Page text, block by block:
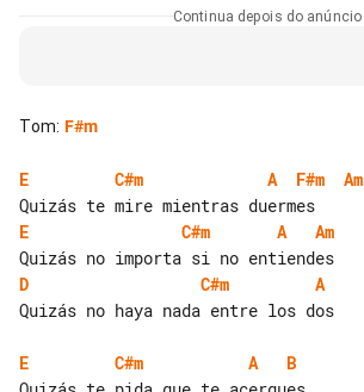
Continua depois do anúncio
Tom: F#m
E C#m A F#m Am
E
C#m A
Am
D
C#m
A
Quizás no haya nada entre los dos
E C#m A
B